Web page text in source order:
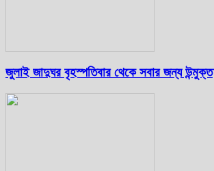
জুলাই জাদুঘর বৃহস্পতিবার থেকে সবার জন্য উন্মুক্ত